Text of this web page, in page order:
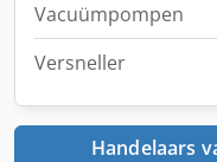
Vacuümpompen
Versneller
Handelaars